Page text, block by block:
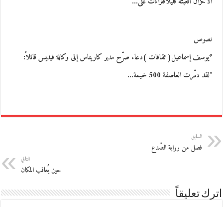
نصوص
*يوسف إسماعيل( ثقافات )دعاء صرّح مدير كاريتاس إلى وكالة فيديس قائلاً:
"لقد دمّرت العاصفة 500 خيمة…
السابق
فصل من رواية الصّدع
التالي
حين يُعاقب المكان
اترك تعليقاً